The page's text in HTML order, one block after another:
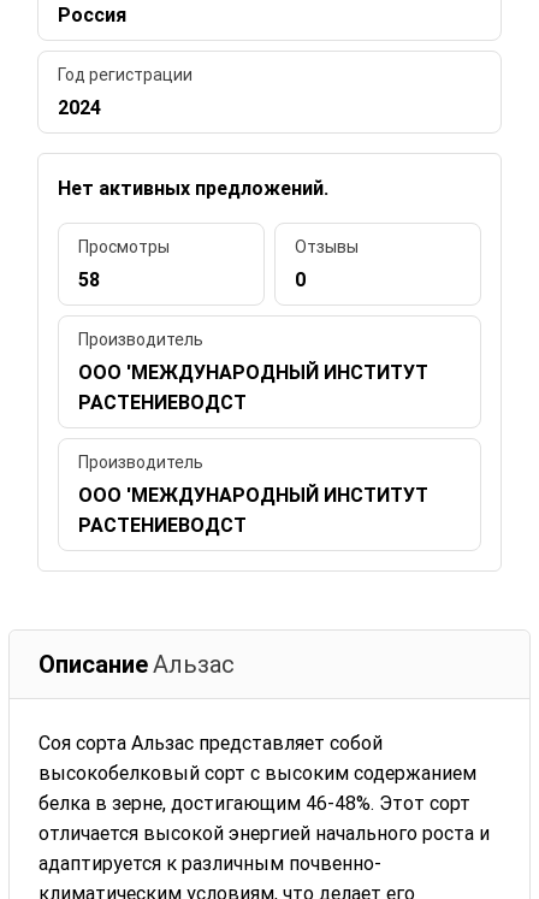
Россия
Год регистрации
2024
Нет активных предложений.
Просмотры
58
Отзывы
0
Производитель
ООО 'МЕЖДУНАРОДНЫЙ ИНСТИТУТ
РАСТЕНИЕВОДСТ
Производитель
ООО 'МЕЖДУНАРОДНЫЙ ИНСТИТУТ
РАСТЕНИЕВОДСТ
ОписаниеАльзас
Соя сорта Альзас представляет собой
высокобелковый сорт с высоким содержанием
белка в зерне, достигающим 46-48%. Этот сорт
отличается высокой энергией начального роста и
адаптируется к различным почвенно-
климатическим условиям, что делает его